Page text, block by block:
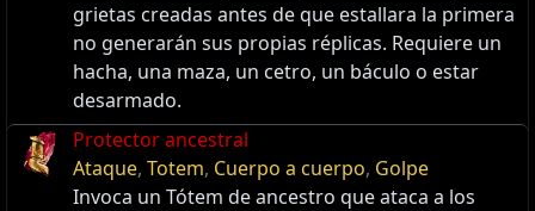
grietas creadas antes de que estallara la primera
no generarán sus propias réplicas. Requiere un
hacha, una maza, un cetro, un báculo o estar
desarmado.
Protector ancestral
Ataque, Totem, Cuerpo a cuerpo, Golpe
Invoca un Tótem de ancestro que ataca a los